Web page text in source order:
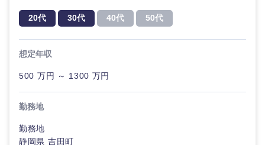
20代 30代 40代 50代
想定年収
500 万円 ～ 1300 万円
勤務地
勤務地
静岡県 吉田町